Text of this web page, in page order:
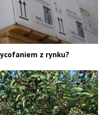
z rynku?